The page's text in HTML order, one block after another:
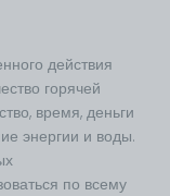
действия
горячей
время, деньги
энергии и воды.
по всему